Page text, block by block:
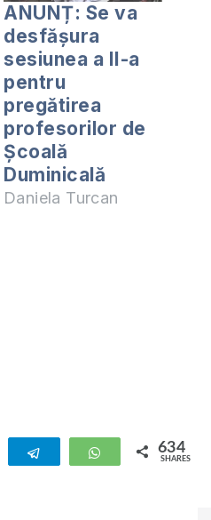
ANUNȚ: Se va
desfășura
sesiunea a II-a
pentru
pregătirea
profesorilor de
Școală
Duminicală
Daniela Turcan
Telegram WhatsApp
634
SHARES